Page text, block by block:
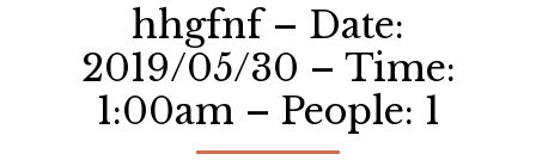
hhgfnf – Date:
2019/05/30 – Time:
1:00am – People: 1